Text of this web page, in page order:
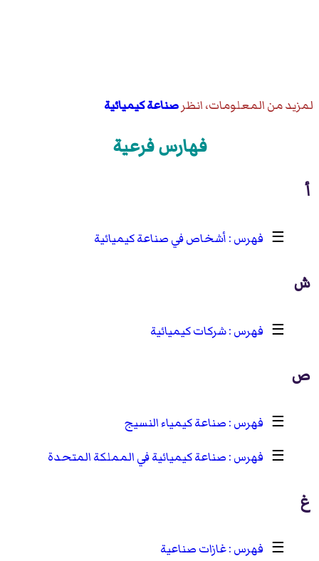
لمزيد من المعلومات، انظرصناعة كيميائية
فهارس فرعية
أ
☰ أشخاص في صناعة كيميائية
ش
☰ شركات كيميائية
ص
☰
صناعة كيمياء النسيج
☰
صناعة كيميائية في المملكة المتحدة
غ
☰ غازات صناعية